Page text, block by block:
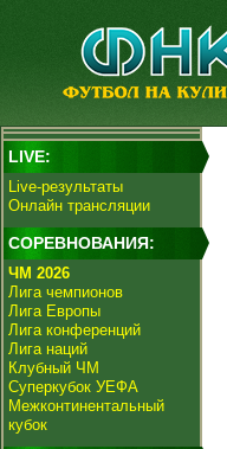
LIVE:
Live-результаты
Онлайн трансляции
СОРЕВНОВАНИЯ:
ЧМ 2026
Лига чемпионов
Лига Европы
Лига конференций
Лига наций
Клубный ЧМ
Суперкубок УЕФА
Межконтинентальный
кубок